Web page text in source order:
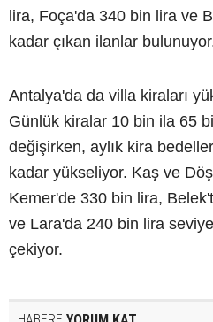
lira, Foça'da 340 bin lira ve
kadar çıkan ilanlar
Antalya'da da villa kiraları
Günlük kiralar 10 bin ila 65
değişirken, aylık kira
kadar yükseliyor. Kaş ve
Kemer'de 330 bin lira,
ve Lara'da 240 bin lira
çekiyor.